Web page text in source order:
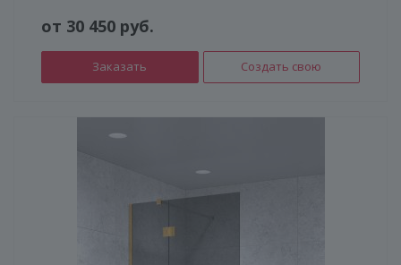
от 30 450 руб.
Заказать Создать свою